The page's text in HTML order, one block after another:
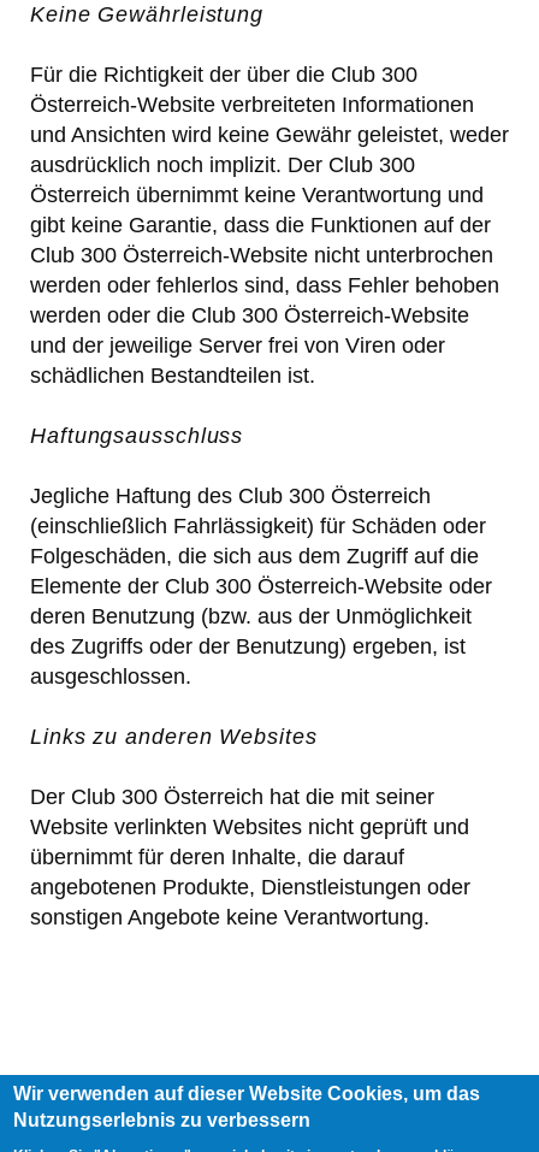
Keine Gewährleistung
Für die Richtigkeit der über die Club 300
Österreich-Website verbreiteten Informationen
und Ansichten wird keine Gewähr geleistet, weder
ausdrücklich noch implizit. Der Club 300
Österreich übernimmt keine Verantwortung und
gibt keine Garantie, dass die Funktionen auf der
Club 300 Österreich-Website nicht unterbrochen
werden oder fehlerlos sind, dass Fehler behoben
werden oder die Club 300 Österreich-Website
und der jeweilige Server frei von Viren oder
schädlichen Bestandteilen ist.
Haftungsausschluss
Jegliche Haftung des Club 300 Österreich
(einschließlich Fahrlässigkeit) für Schäden oder
Folgeschäden, die sich aus dem Zugriff auf die
Elemente der Club 300 Österreich-Website oder
deren Benutzung (bzw. aus der Unmöglichkeit
des Zugriffs oder der Benutzung) ergeben, ist
ausgeschlossen.
Links zu anderen Websites
Der Club 300 Österreich hat die mit seiner
Website verlinkten Websites nicht geprüft und
übernimmt für deren Inhalte, die darauf
angebotenen Produkte, Dienstleistungen oder
sonstigen Angebote keine Verantwortung.
Footer
AGB Impressum Links
Wir verwenden auf dieser Website Cookies, um das
Nutzungserlebnis zu verbessern